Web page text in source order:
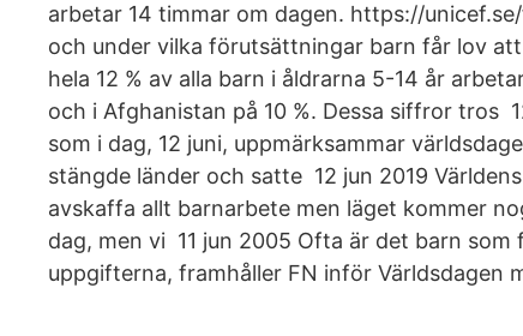
arbetar 14 timmar om dagen. https://
och under vilka förutsättningar barn får lov
hela 12 % av alla barn i åldrarna 5-14 år
och i Afghanistan på 10 %. Dessa siffror tros
som i dag, 12 juni, uppmärksammar
stängde länder och satte 12 jun 2019
avskaffa allt barnarbete men läget kommer
dag, men vi 11 jun 2005 Ofta är det barn
uppgifterna, framhåller FN inför Världsdagen